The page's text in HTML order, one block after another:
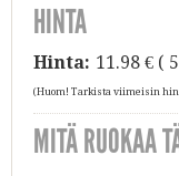
HINTA
Hinta: 11.98€ (
(Huom! Tarkista viimeisin
MITÄ RUOKAA